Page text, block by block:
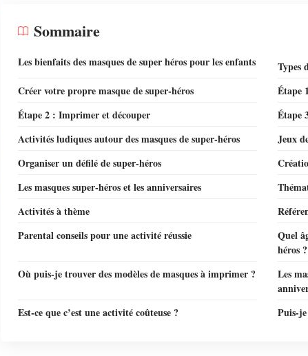
Sommaire
Les bienfaits des masques de super héros pour les enfants
Types
Créer votre propre masque de super-héros
Étape
Étape 2 : Imprimer et découper
Étape
Activités ludiques autour des masques de super-héros
Jeux
Organiser un défilé de super-héros
Les masques super-héros et les anniversaires
Activités à thème
Parental conseils pour une activité réussie
Quel
héros ?
Où puis-je trouver des modèles de masques à imprimer ?
Les
Est-ce que c’est une activité coûteuse ?
Puis-